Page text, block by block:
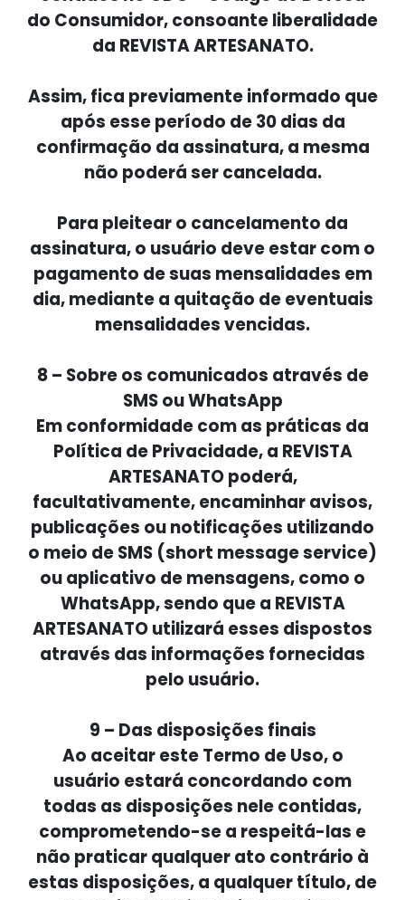
do Consumidor, consoante liberalidade
da REVISTA ARTESANATO.
Assim, fica previamente informado que
após esse período de 30 dias da
confirmação da assinatura, a mesma
não poderá ser cancelada.
Para pleitear o cancelamento da
assinatura, o usuário deve estar com o
pagamento de suas mensalidades em
dia, mediante a quitação de eventuais
mensalidades vencidas.
8 – Sobre os comunicados através de
SMS ou WhatsApp
Em conformidade com as práticas da
Política de Privacidade, a REVISTA
ARTESANATO poderá,
facultativamente, encaminhar avisos,
publicações ou notificações utilizando
o meio de SMS (short message service)
ou aplicativo de mensagens, como o
WhatsApp, sendo que a REVISTA
ARTESANATO utilizará esses dispostos
através das informações fornecidas
pelo usuário.
9 – Das disposições finais
Ao aceitar este Termo de Uso, o
usuário estará concordando com
todas as disposições nele contidas,
comprometendo-se a respeitá-las e
não praticar qualquer ato contrário à
estas disposições, a qualquer título, de